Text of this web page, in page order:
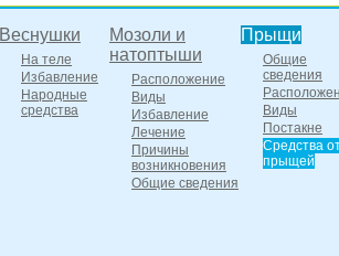
Веснушки
На теле
Избавление
Народные
средства
Мозоли и
натоптыши
Расположение
Виды
Избавление
Лечение
Причины
возникновения
Общие сведения
Прыщи
Общие
сведения
Виды
Постакне
Средства
прыщей